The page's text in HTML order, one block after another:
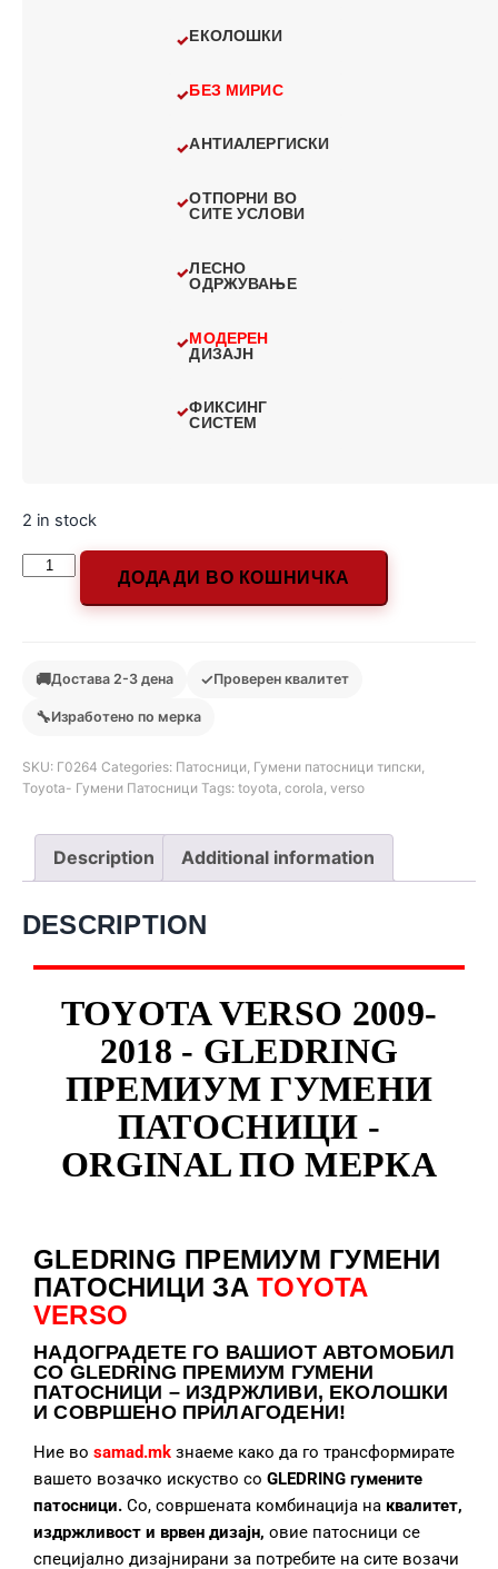
ЕКОЛОШКИ
БЕЗ МИРИС
АНТИАЛЕРГИСКИ
ОТПОРНИ ВО
СИТЕ УСЛОВИ
ЛЕСНО
ОДРЖУВАЊЕ
МОДЕРЕН
ДИЗАЈН
ФИКСИНГ
СИСТЕМ
2 in stock
ДОДАДИ ВО КОШНИЧКА
🚚Достава 2-3 дена ✓Проверен квалитет
🔧Изработено по мерка
SKU: Г0264 Categories: Патосници Гумени патосници типски
Toyota- Гумени Патосници Tags: toyota corola verso
Description Additional information
DESCRIPTION
TOYOTA VERSO 2009-
2018 - GLEDRING
ПРЕМИУМ ГУМЕНИ
ПАТОСНИЦИ -
ORGINAL ПО МЕРКА
GLEDRING ПРЕМИУМ ГУМЕНИ
ПАТОСНИЦИ ЗА TOYOTA
VERSO
НАДОГРАДЕТЕГО ВАШИОТ АВТОМОБИЛ
СО GLEDRING ПРЕМИУМ ГУМЕНИ
ПАТОСНИЦИ – ИЗДРЖЛИВИ, ЕКОЛОШКИ
И СОВРШЕНО ПРИЛАГОДЕНИ!
Ние во samad.mk знаеме како да го трансформирате
вашето возачко искуство со GLEDRING гумените
патосници. Со, совршената комбинација на квалитет,
издржливост и врвен дизајн, овие патосници се
специјално дизајнирани за потребите на сите возачи